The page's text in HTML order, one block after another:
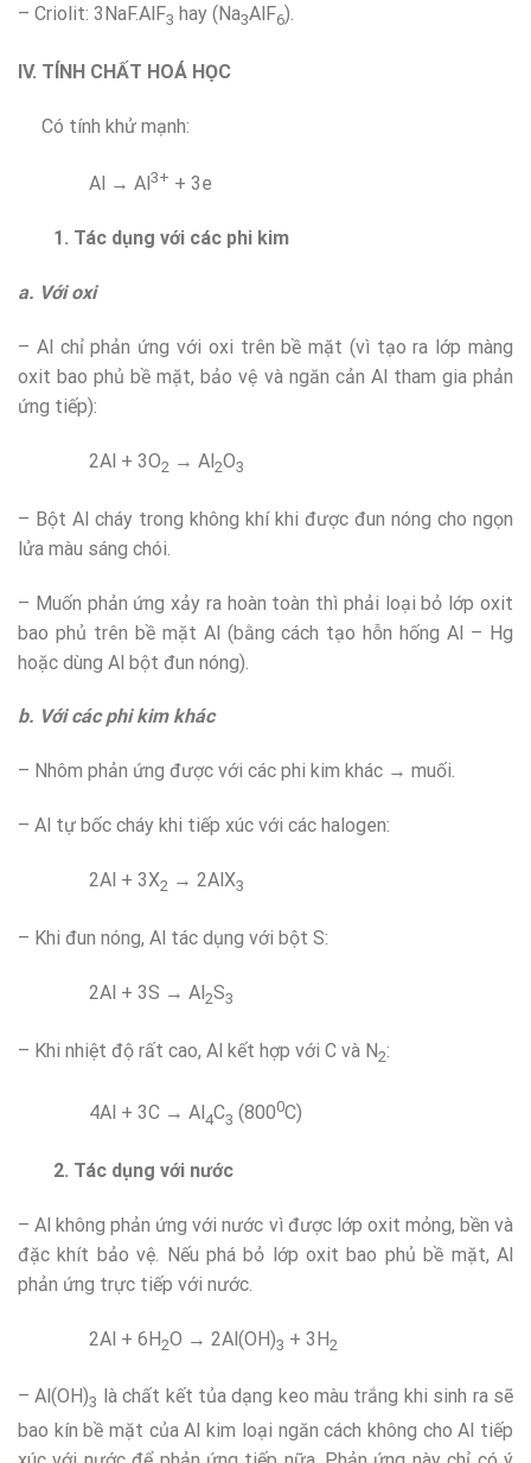
– Criolit: 3NaF.AlF3 hay (Na3AlF6).
IV. TÍNH CHẤT HOÁ HỌC
Có tính khử mạnh:
Al → Al 3+ + 3e
1. Tác dụng với các phi kim
a. Với oxi
– Al chỉ phản ứng với oxi trên bề mặt (vì tạo ra lớp màng
oxit bao phủ bề mặt, bảo vệ và ngăn cản Al tham gia phản
ứng tiếp):
2Al + 3O2 → Al2O3
– Bột Al cháy trong không khí khi được đun nóng cho ngọn
lửa màu sáng chói.
– Muốn phản ứng xảy ra hoàn toàn thì phải loại bỏ lớp oxit
bao phủ trên bề mặt Al (bằng cách tạo hỗn hống Al – Hg
hoặc dùng Al bột đun nóng).
b. Với các phi kim khác
– Nhôm phản ứng được với các phi kim khác → muối.
– Al tự bốc cháy khi tiếp xúc với các halogen:
2Al + 3X2 → 2AlX3
– Khi đun nóng, Al tác dụng với bột S:
2Al + 3S → Al2S3
– Khi nhiệt độ rất cao, Al kết hợp với C và N2:
4Al + 3C → Al4C3 (8000C)
2. Tác dụng với nước
– Al không phản ứng với nước vì được lớp oxit mỏng, bền và
đặc khít bảo vệ. Nếu phá bỏ lớp oxit bao phủ bề mặt, Al
phản ứng trực tiếp với nước.
2Al + 6H2O → 2Al(OH)3 + 3H2
– Al(OH)3
là chất kết tủa dạng keo màu trắng khi sinh ra sẽ
bao kín bề mặt của Al kim loại ngăn cách không cho Al tiếp